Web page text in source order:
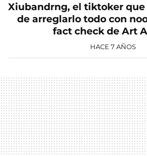
Xiubandrng, el tiktoker
de arreglarlo todo con
fact check de Art
HACE 7 AÑOS